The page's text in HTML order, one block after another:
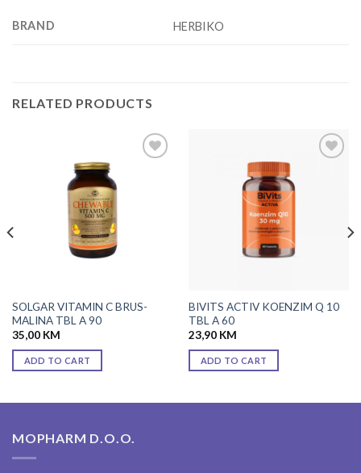
BRAND HERBIKO
RELATED PRODUCTS
SOLGAR VITAMIN C BRUS-
MALINA TBL A 90
35,00 KM
ADD TO CART
BIVITS ACTIV KOENZIM Q 10
TBL A 60
23,90 KM
ADD TO CART
MOPHARM D.O.O.